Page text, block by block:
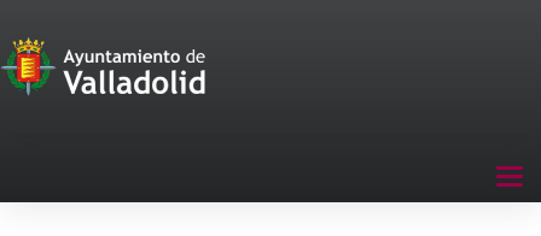
Portal
de
navegación